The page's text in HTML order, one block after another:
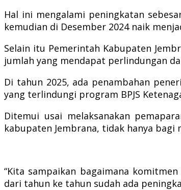
Hal ini mengalami peningkatan
kemudian di Desember 2024 naik
Selain itu Pemerintah Kabupaten
jumlah yang mendapat perlindungan
Di tahun 2025, ada penambahan
yang terlindungi program BPJS
Ditemui usai melaksanakan
kabupaten Jembrana, tidak hanya
“Kita sampaikan bagaimana
dari tahun ke tahun sudah ada